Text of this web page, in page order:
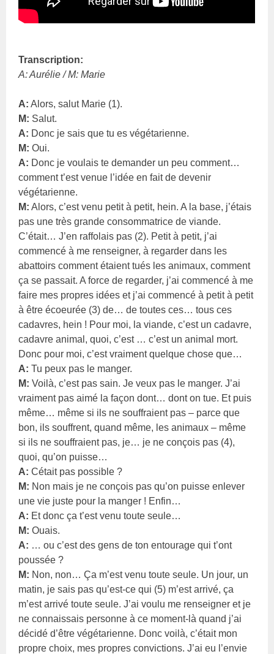
Transcription:
A: Aurélie / M: Marie
A: Alors, salut Marie (1).
M: Salut.
A: Donc je sais que tu es végétarienne.
M: Oui.
A: Donc je voulais te demander un peu comment…
comment t’est venue l’idée en fait de devenir
végétarienne.
M: Alors, c’est venu petit à petit, hein. A la base, j’étais
pas une très grande consommatrice de viande.
C’était… J’en raffolais pas (2). Petit à petit, j’ai
commencé à me renseigner, à regarder dans les
abattoirs comment étaient tués les animaux, comment
ça se passait. A force de regarder, j’ai commencé à me
faire mes propres idées et j’ai commencé à petit à petit
à être écoeurée (3) de… de toutes ces… tous ces
cadavres, hein ! Pour moi, la viande, c’est un cadavre,
cadavre animal, quoi, c’est … c’est un animal mort.
Donc pour moi, c’est vraiment quelque chose que…
A: Tu peux pas le manger.
M: Voilà, c’est pas sain. Je veux pas le manger. J’ai
vraiment pas aimé la façon dont… dont on tue. Et puis
même… même si ils ne souffraient pas – parce que
bon, ils souffrent, quand même, les animaux – même
si ils ne souffraient pas, je… je ne conçois pas (4),
quoi, qu’on puisse…
A: Cétait pas possible ?
M: Non mais je ne conçois pas qu’on puisse enlever
une vie juste pour la manger ! Enfin…
A: Et donc ça t’est venu toute seule…
M: Ouais.
A: … ou c’est des gens de ton entourage qui t’ont
poussée ?
M: Non, non… Ça m’est venu toute seule. Un jour, un
matin, je sais pas qu’est-ce qui (5) m’est arrivé, ça
m’est arrivé toute seule. J’ai voulu me renseigner et je
ne connaissais personne à ce moment-là quand j’ai
décidé d’être végétarienne. Donc voilà, c’était mon
propre choix, mes propres convictions. J’ai eu l’envie